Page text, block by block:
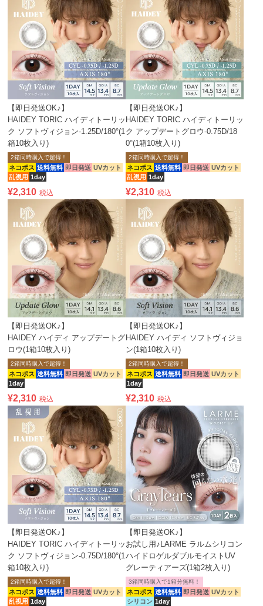
【即日発送OK♪】
HAIDEY TORIC ハイディトーリッ
ク ソフトヴィジョン-1.25D/180°(1
箱10枚入り)
ネコポス 送料無料 即日発送 UVカット
乱視用 1day
2箱同時購入で超得！
¥2,310 税込
【即日発送OK♪】
HAIDEY TORIC ハイディトーリッ
ク アップデートグロウ-0.75D/18
0°(1箱10枚入り)
ネコポス 送料無料 即日発送 UVカット
乱視用 1day
2箱同時購入で超得！
¥2,310 税込
【即日発送OK♪】
HAIDEY ハイディ アップデートグ
ロウ(1箱10枚入り)
ネコポス 送料無料 即日発送 UVカット
1day
2箱同時購入で超得！
¥2,310 税込
【即日発送OK♪】
HAIDEY ハイディ ソフトヴィジョ
ン(1箱10枚入り)
ネコポス 送料無料 即日発送 UVカット
1day
2箱同時購入で超得！
¥2,310 税込
【即日発送OK♪】
HAIDEY TORIC ハイディトーリッ
ク ソフトヴィジョン-0.75D/180°(1
箱10枚入り)
ネコポス 送料無料 即日発送 UVカット
乱視用 1day
2箱同時購入で超得！
【即日発送OK♪】
お試し用♪LARME ラルムシリコン
ハイドロゲルダブルモイストUV
グレーティアーズ(1箱2枚入り)
ネコポス 送料無料 即日発送 UVカット
シリコン 1day
3箱同時購入で1箱分無料！